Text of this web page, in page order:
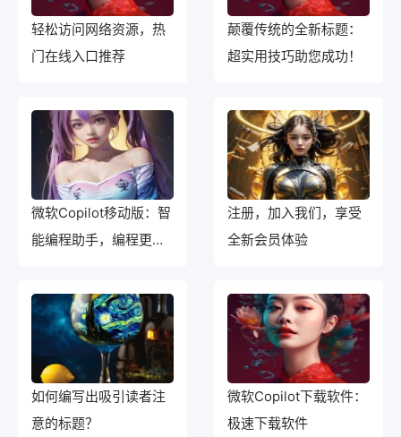
轻松访问网络资源，热
门在线入口推荐
颠覆传统的全新标题：
超实用技巧助您成功！
微软Copilot移动版：智
能编程助手，编程更轻
注册，加入我们，享受
全新会员体验
如何编写出吸引读者注
意的标题？
微软Copilot下载软件：
极速下载软件